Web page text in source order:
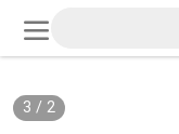
2
/
3